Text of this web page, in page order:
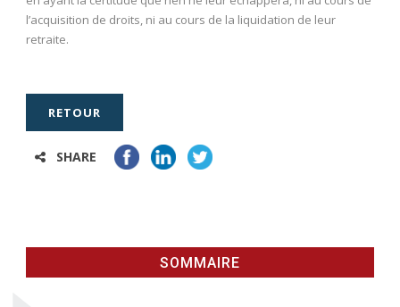
l’acquisition de droits, ni au cours de la liquidation de leur
retraite.
RETOUR
SHARE
SOMMAIRE